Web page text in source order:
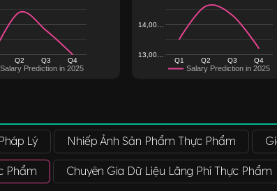
Salary Prediction in 2025
Q2 Q3 Q4
Salary Prediction in 2025
Q1 Q2 Q3 Q4
13,00…
14,00…
Lý Nhiếp Ảnh Sản Phẩm Thực Phẩm
Phẩm Chuyên Gia Dữ Liệu Lãng Phí Thực Phẩm